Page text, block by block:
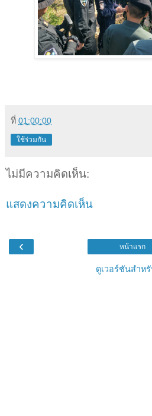
ที่ 01:00:00
ใช้ร่วมกัน
ไม่มีความคิดเห็น:
แสดงความคิดเห็น
‹ หน้าแรก
ดูเวอร์ชันสำหรั